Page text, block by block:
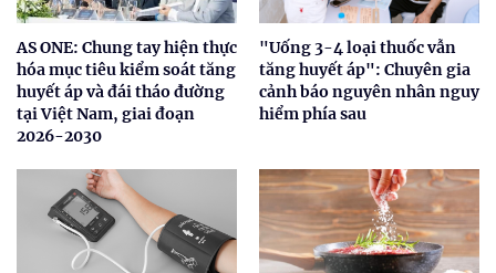
AS ONE: Chung tay hiện thực
hóa mục tiêu kiểm soát tăng
huyết áp và đái tháo đường
tại Việt Nam, giai đoạn
2026-2030
"Uống 3-4 loại thuốc vẫn
tăng huyết áp": Chuyên gia
cảnh báo nguyên nhân nguy
hiểm phía sau